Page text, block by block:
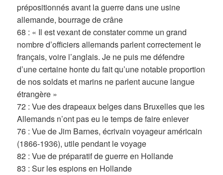
prépositionnés avant la guerre dans une usine
allemande, bourrage de crâne
68 : « Il est vexant de constater comme un grand
nombre d’officiers allemands parlent correctement le
français, voire l’anglais. Je ne puis me défendre
d’une certaine honte du fait qu’une notable proportion
de nos soldats et marins ne parlent aucune langue
étrangère »
72 : Vue des drapeaux belges dans Bruxelles que les
Allemands n’ont pas eu le temps de faire enlever
76 : Vue de Jim Barnes, écrivain voyageur américain
(1866-1936), utile pendant le voyage
82 : Vue de préparatif de guerre en Hollande
83 : Sur les espions en Hollande